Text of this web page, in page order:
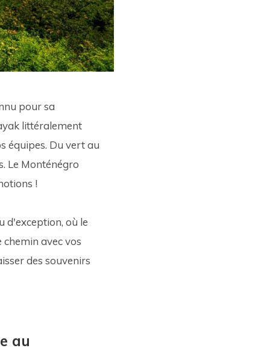
pour sa
littéralement
équipes. Du vert au
Le Monténégro
!
d'exception, où le
avec vos
des souvenirs
au